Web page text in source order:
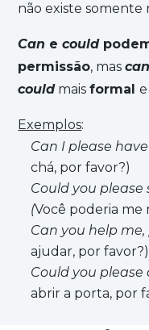
não existe somente
Can ecould
permissão, mascan
could maisformal
Exemplos:
Can I please
chá, por favor?)
Could you
(Você poderia
Can you help me,
ajudar, por favor?)
Could you please
abrir a porta, por